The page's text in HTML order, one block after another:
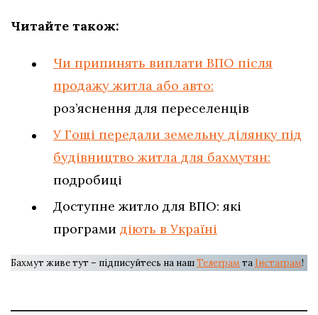
Читайте також:
Чи припинять виплати ВПО після
продажу житла або авто:
роз’яснення для переселенців
У Гощі передали земельну ділянку під
будівництво житла для бахмутян:
подробиці
Доступне житло для ВПО: які
програми діють в Україні
Бахмут живе тут – підписуйтесь на нашТелеграм та Інстаграм!